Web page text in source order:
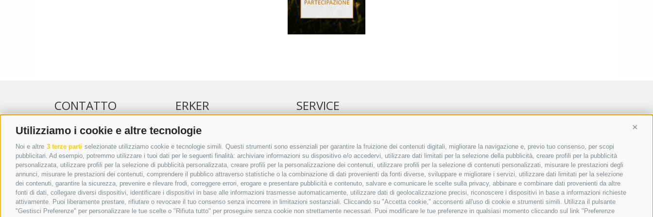
Utilizziamo i cookie e altre tecnologie
Noi e altre 3 terze parti selezionate utilizziamo cookie e tecnologie simili. Questi strumenti sono essenziali per garantire la fruizione dei contenuti digitali, migliorare la navigazione e, previo tuo consenso, per scopi
pubblicitari. Ad esempio, potremmo utilizzare i tuoi dati per le seguenti finalità: archiviare informazioni su dispositivo e/o accedervi, utilizzare dati limitati per la selezione della pubblicità, creare profili per la pubblicità
personalizzata, utilizzare profili per la selezione di pubblicità personalizzata, creare profili per la personalizzazione dei contenuti, utilizzare profili per la selezione di contenuti personalizzati, misurare le prestazioni degli
annunci, misurare le prestazioni dei contenuti, comprendere il pubblico attraverso statistiche o la combinazione di dati provenienti da fonti diverse, sviluppare e migliorare i servizi, utilizzare dati limitati per la selezione
dei contenuti, garantire la sicurezza, prevenire e rilevare frodi, correggere errori, erogare e presentare pubblicità e contenuto, salvare e comunicare le scelte sulla privacy, abbinare e combinare dati provenienti da altre
fonti di dati, collegare diversi dispositivi, identificare i dispositivi in base alle informazioni trasmesse automaticamente, utilizzare dati di geolocalizzazione precisi, riconoscere i dispositivi in base a informazioni richieste
attivamente. Puoi liberamente prestare, rifiutare o revocare il tuo consenso senza incorrere in limitazioni sostanziali. Cliccando su "Accetta cookie," acconsenti all'uso di cookie e strumenti simili. Utilizza il pulsante
"Gestisci Preferenze" per personalizzare le tue scelte o "Rifiuta tutto" per proseguire senza cookie non strettamente necessari. Puoi modificare le tue preferenze in qualsiasi momento cliccando sul link "Preferenze
CONTATTO
WIPP-MEDIA GMBH
DER ERKER
CITTÀ NUOVA 20A
I-39049 VIPITENO
TEL.: +39 0472 766876
GRAFIK@DERERKER.IT
INFO@DERERKER.IT
ERKER
PUBBLICITÀ NELL’ERKER
PUBBLICITÀ ONLINE
ADDEBITO DIRETTO SEPA
REGOLAMENTO COMMENTI
ONLINE VOTING
SERVICE
ANNUNCI
LINK UTILI
METEO
WEBCAM
VIDEO
NECROLOGI